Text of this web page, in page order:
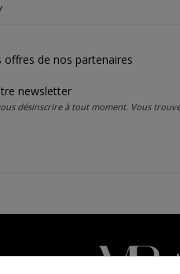
offres de nos partenaires
newsletter
désinscrire à tout moment. Vous